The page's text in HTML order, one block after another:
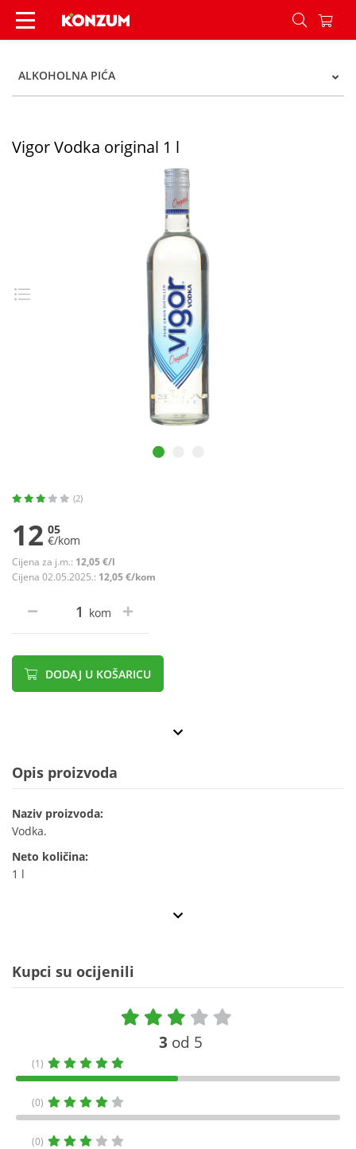
Vigor Vodka original 1 l - Konzum
ALKOHOLNA PIĆA
Vigor Vodka original 1 l
(2)
12 05
€/kom
Cijena za j.m.: 12,05 €/l
Cijena 02.05.2025.: 12,05 €/kom
kom
DODAJ U KOŠARICU
Opis proizvoda
Naziv proizvoda:
Vodka.
Neto količina:
1 l
Kupci su ocijenili
3 od 5
(1)
(0)
(0)